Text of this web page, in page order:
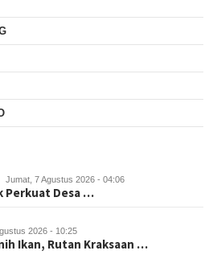
Jumat, 7 Agustus 2026 - 04:06
Perkuat Desa …
2026 - 10:25
Ikan, Rutan Kraksaan …